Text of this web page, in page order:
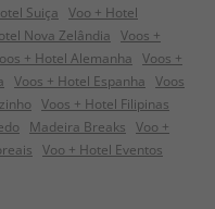
Suiça Voo + Hotel
Nova Zelândia Voos +
+ Hotel Alemanha Voos +
Voos + Hotel Espanha Voos
Voos + Hotel Filipinas
Madeira Breaks Voo +
Voo + Hotel Eventos